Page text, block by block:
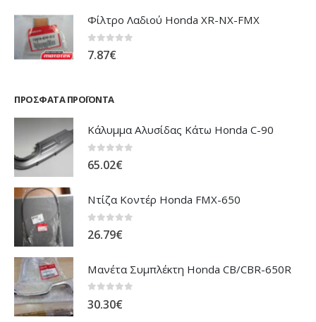
Φίλτρο Λαδιού Honda XR-NX-FMX
0out of 5
7.87€
ΠΡΌΣΦΑΤΑ ΠΡΟΪΌΝΤΑ
Κάλυμμα Αλυσίδας Κάτω Honda C-90
0out of 5
65.02€
Ντίζα Κοντέρ Honda FMX-650
0out of 5
26.79€
Μανέτα Συμπλέκτη Honda CB/CBR-650R
0out of 5
30.30€